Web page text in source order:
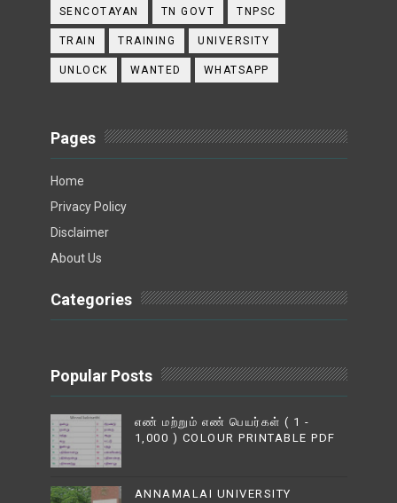
SENCOTAYAN TN GOVT TNPSC
TRAIN TRAINING UNIVERSITY
UNLOCK WANTED WHATSAPP
Pages
Home
Privacy Policy
Disclaimer
About Us
Categories
Popular Posts
எண் மற்றும் எண் பெயர்கள் ( 1 -
1,000 ) COLOUR PRINTABLE PDF
ANNAMALAI UNIVERSITY